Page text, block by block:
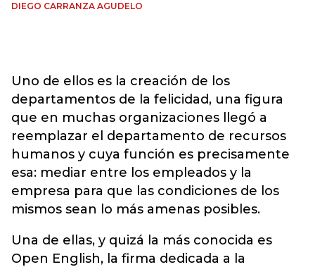
DIEGO CARRANZA AGUDELO
Uno de ellos es la creación de los
departamentos de la felicidad, una figura
que en muchas organizaciones llegó a
reemplazar el departamento de recursos
humanos y cuya función es precisamente
esa: mediar entre los empleados y la
empresa para que las condiciones de los
mismos sean lo más amenas posibles.
Una de ellas, y quizá la más conocida es
Open English, la firma dedicada a la